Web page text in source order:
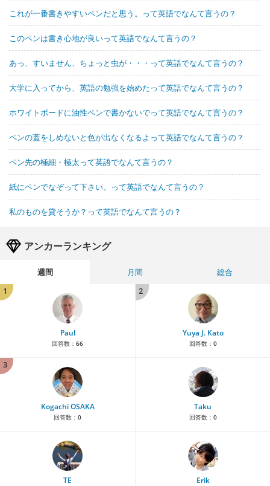
これが一番書きやすいペンだと思う。って英語でなんて言うの？
このペンは書き心地が良いって英語でなんて言うの？
あっ、すいません、ちょっと虫が・・・って英語でなんて言うの？
大学に入ってから、英語の勉強を始めたって英語でなんて言うの？
ホワイトボードに油性ペンで書かないでって英語でなんて言うの？
ペンの蓋をしめないと色が出なくなるよって英語でなんて言うの？
ペン先の極細・極太って英語でなんて言うの？
紙にペンでなぞって下さい。って英語でなんて言うの？
私のものを貸そうか？って英語でなんて言うの？
アンカーランキング
週間 月間
総合
1
Paul
回答数： 66
2
Yuya J. Kato
回答数： 0
3
Kogachi OSAKA
回答数： 0
Taku
回答数： 0
TE Erik